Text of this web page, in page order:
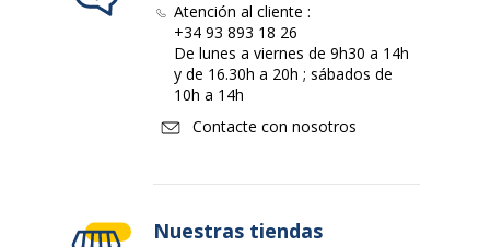
Atención al cliente :
+34 93 893 18 26
De lunes a viernes de 9h30 a 14h
y de 16.30h a 20h ; sábados de
10h a 14h
Contacte con nosotros
Nuestras tiendas